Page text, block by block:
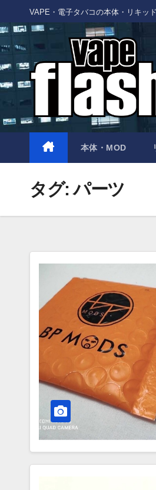
to
content
VAPE・電子タバコの本体・リキッ
本体・MOD
タグ:パーツ